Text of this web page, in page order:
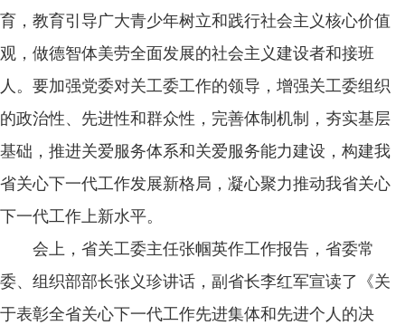
育，教育引导广大青少年树立和践行社会主义核心价值
观，做德智体美劳全面发展的社会主义建设者和接班
人。要加强党委对关工委工作的领导，增强关工委组织
的政治性、先进性和群众性，完善体制机制，夯实基层
基础，推进关爱服务体系和关爱服务能力建设，构建我
省关心下一代工作发展新格局，凝心聚力推动我省关心
下一代工作上新水平。
会上，省关工委主任张帼英作工作报告，省委常
委、组织部部长张义珍讲话，副省长李红军宣读了《关
于表彰全省关心下一代工作先进集体和先进个人的决